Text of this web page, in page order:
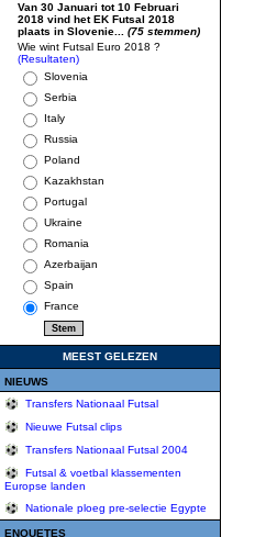
Van 30 Januari tot 10 Februari
2018 vind het EK Futsal 2018
plaats in Slovenie... (75 stemmen)
Wie wint Futsal Euro 2018 ?
(Resultaten)
Slovenia
Serbia
Italy
Russia
Poland
Kazakhstan
Portugal
Ukraine
Romania
Azerbaijan
Spain
France
MEEST GELEZEN
NIEUWS
Transfers Nationaal Futsal
Nieuwe Futsal clips
Transfers Nationaal Futsal 2004
Futsal & voetbal klassementen
Europse landen
Nationale ploeg pre-selectie Egypte
ENQUETES